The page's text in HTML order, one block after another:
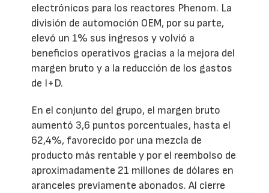
electrónicos para los reactores Phenom. La
división de automoción OEM, por su parte,
elevó un 1% sus ingresos y volvió a
beneficios operativos gracias a la mejora del
margen bruto y a la reducción de los gastos
de I+D.
En el conjunto del grupo, el margen bruto
aumentó 3,6 puntos porcentuales, hasta el
62,4%, favorecido por una mezcla de
producto más rentable y por el reembolso de
aproximadamente 21 millones de dólares en
aranceles previamente abonados. Al cierre